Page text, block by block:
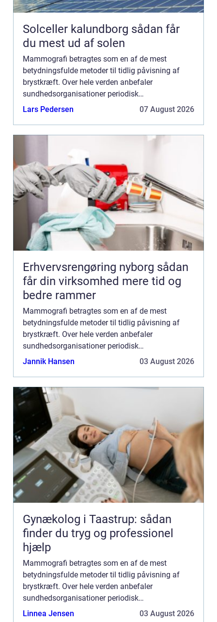
Solceller kalundborg sådan får
du mest ud af solen
Mammografi betragtes som en af de mest
betydningsfulde metoder til tidlig påvisning af
brystkræft. Over hele verden anbefaler
sundhedsorganisationer periodisk
mammografiscreening for kvinder, især over en
Lars Pedersen 07 August 2026
Erhvervsrengøring nyborg sådan
får din virksomhed mere tid og
bedre rammer
Mammografi betragtes som en af de mest
betydningsfulde metoder til tidlig påvisning af
brystkræft. Over hele verden anbefaler
sundhedsorganisationer periodisk
mammografiscreening for kvinder, især over en
Jannik Hansen 03 August 2026
Gynækolog i Taastrup: sådan
finder du tryg og professionel
hjælp
Mammografi betragtes som en af de mest
betydningsfulde metoder til tidlig påvisning af
brystkræft. Over hele verden anbefaler
sundhedsorganisationer periodisk
mammografiscreening for kvinder, især over en
Linnea Jensen 03 August 2026